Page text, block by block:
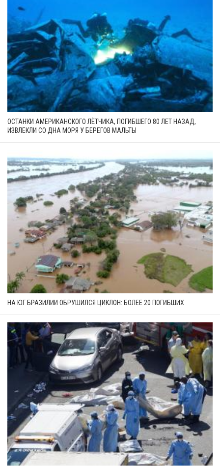
ОСТАНКИ АМЕРИКАНСКОГО ЛЁТЧИКА, ПОГИБШЕГО 80 ЛЕТ НАЗАД,
ИЗВЛЕКЛИ СО ДНА МОРЯ У БЕРЕГОВ МАЛЬТЫ
НА ЮГ БРАЗИЛИИ ОБРУШИЛСЯ ЦИКЛОН: БОЛЕЕ 20 ПОГИБШИХ